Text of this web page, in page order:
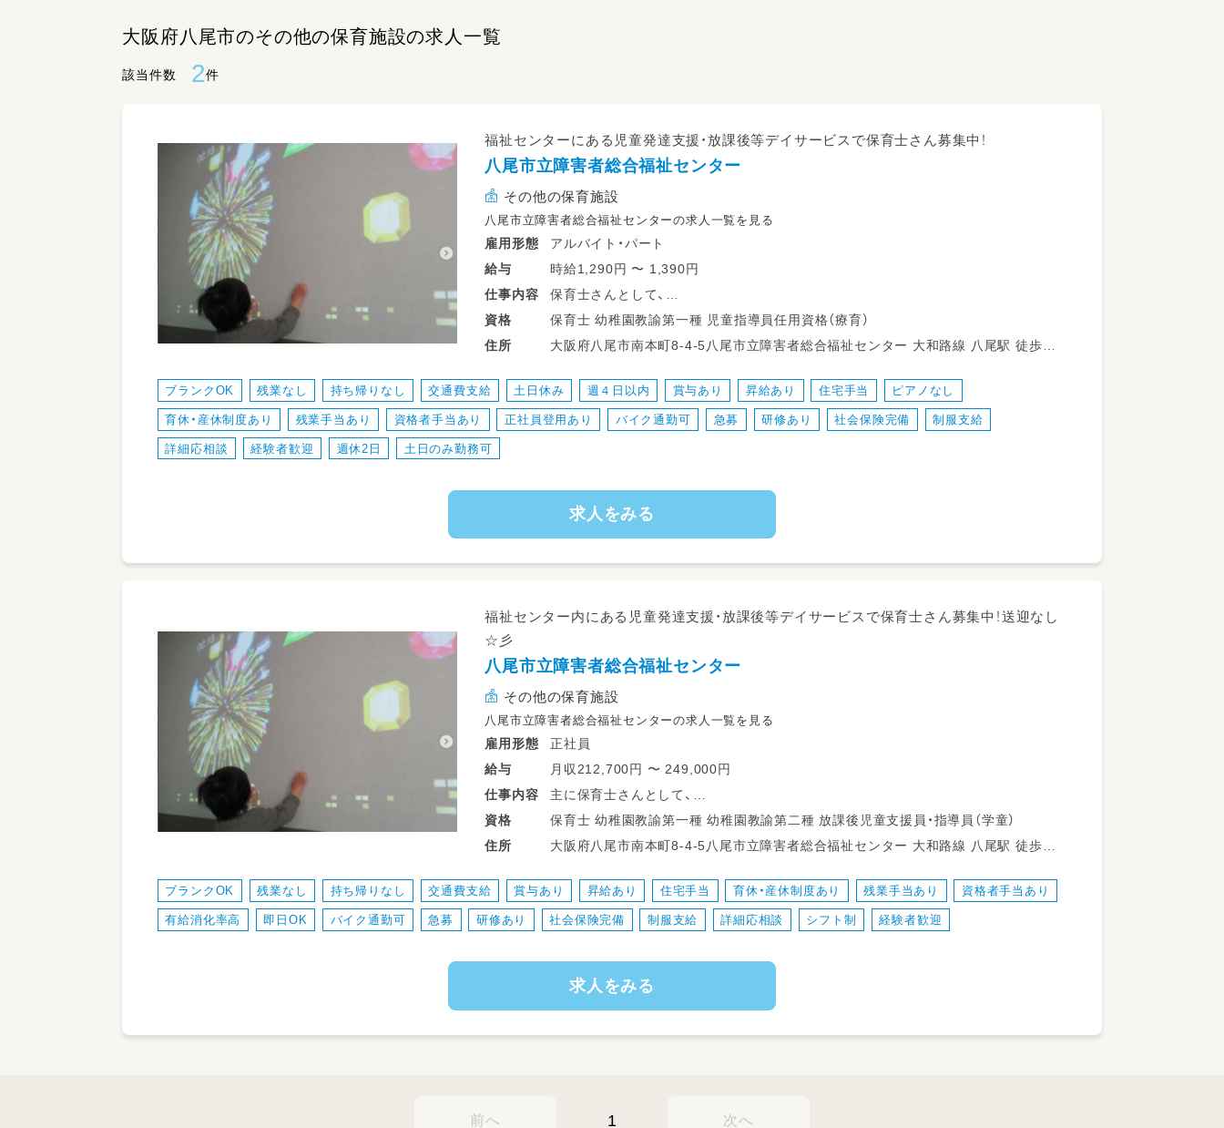
大阪府八尾市のその他の保育施設の求人一覧
該当件数 2件
福祉センターにある児童発達支援・放課後等デイサービスで保育士さん募集中！
八尾市立障害者総合福祉センター
その他の保育施設
八尾市立障害者総合福祉センターの求人一覧を見る
雇用形態
アルバイト・パート
給与
時給1,290円 〜 1,390円
仕事内容
保育士さんとして、
未就学児～高校生までのお子様に関わっていただきます。
①日常生活の支援
お散歩に行ったりなど。
②保育
児童発達支援では、子どもさんの状態に合わせた様々な保育を行っております。
送迎時に保護者の対応があります。
④書類業務
PCでお帳面程度の記録を入力していただきます。
資格
保育士 幼稚園教諭第一種 児童指導員任用資格（療育）
住所
大阪府八尾市南本町8-4-5八尾市立障害者総合福祉センター 大和路線 八尾駅 徒歩16
ブランクOK 残業なし 持ち帰りなし 交通費支給 土日休み 週４日以内 賞与あり 昇給あり 住宅手当 ピアノなし
育休・産休制度あり 残業手当あり 資格者手当あり 正社員登用あり バイク通勤可 急募 研修あり 社会保険完備 制服支給
詳細応相談 経験者歓迎 週休2日 土日のみ勤務可
求人をみる
福祉センター内にある児童発達支援・放課後等デイサービスで保育士さん募集中！送迎なし
☆彡
八尾市立障害者総合福祉センター
その他の保育施設
八尾市立障害者総合福祉センターの求人一覧を見る
雇用形態
正社員
給与
月収212,700円 〜 249,000円
仕事内容
主に保育士さんとして、
未就学児～高校生までのお子様に関わっていただきます。
①日常生活の支援
お散歩に行ったりなど。
②保育
例えば、児童発達支援では、
ドライバーの方がいらっしゃるので
添乗のみでOK♪
送迎時に保護者の対応があります。
※保育中→靴下
資格
保育士 幼稚園教諭第一種 幼稚園教諭第二種 放課後児童支援員・指導員（学童）
住所
大阪府八尾市南本町8-4-5八尾市立障害者総合福祉センター 大和路線 八尾駅 徒歩16
ブランクOK 残業なし 持ち帰りなし 交通費支給 賞与あり 昇給あり 住宅手当 育休・産休制度あり 残業手当あり 資格者手当あり
有給消化率高 即日OK バイク通勤可 急募 研修あり 社会保険完備 制服支給 詳細応相談 シフト制 経験者歓迎
求人をみる
前へ 1 次へ